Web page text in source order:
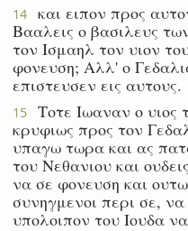
14
και ειπον προς
Βααλεις ο βασιλευς
τον Ισμαηλ τον υιον
φονευση; Αλλ' ο
επιστευσεν εις αυτους.
15
Τοτε Ιωαναν ο
κρυφιως προς τον
υπαγω τωρα και ας
του Νεθανιου και
να σε φονευση και ουτω
συνηγμενοι περι σε,
υπολοιπον του Ιουδα